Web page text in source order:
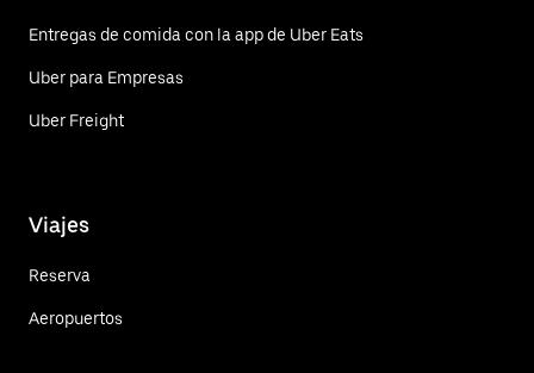
Entregas de comida con la app de Uber Eats
Uber para Empresas
Uber Freight
Viajes
Reserva
Aeropuertos